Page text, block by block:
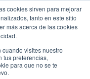
cookies sirven para mejorar
tanto en este sitio
más acerca de las cookies
visites nuestro
tus preferencias,
para que no se te
Traducir »